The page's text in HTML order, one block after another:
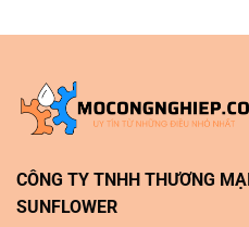
CÔNG TY TNHH THƯƠNG
SUNFLOWER